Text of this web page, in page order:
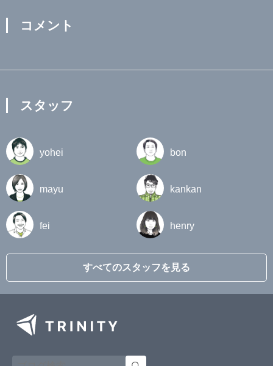
コメント
スタッフ
yohei bon
mayu kankan
fei henry
すべてのスタッフを見る